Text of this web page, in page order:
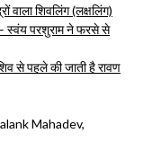
वाला शिवलिंग (लक्षलिंग)
स्वंय परशुराम ने फरसे से
से पहले की जाती है रावण
Mahadev,